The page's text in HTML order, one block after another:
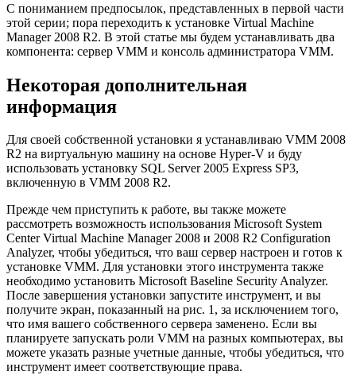
С пониманием предпосылок, представленных в первой части
этой серии; пора переходить к установке Virtual Machine
Manager 2008 R2. В этой статье мы будем устанавливать два
компонента: сервер VMM и консоль администратора VMM.
Некоторая дополнительная
информация
Для своей собственной установки я устанавливаю VMM 2008
R2 на виртуальную машину на основе Hyper-V и буду
использовать установку SQL Server 2005 Express SP3,
включенную в VMM 2008 R2.
Прежде чем приступить к работе, вы также можете
рассмотреть возможность использования Microsoft System
Center Virtual Machine Manager 2008 и 2008 R2 Configuration
Analyzer, чтобы убедиться, что ваш сервер настроен и готов к
установке VMM. Для установки этого инструмента также
необходимо установить Microsoft Baseline Security Analyzer.
После завершения установки запустите инструмент, и вы
получите экран, показанный на рис. 1, за исключением того,
что имя вашего собственного сервера заменено. Если вы
планируете запускать роли VMM на разных компьютерах, вы
можете указать разные учетные данные, чтобы убедиться, что
инструмент имеет соответствующие права.